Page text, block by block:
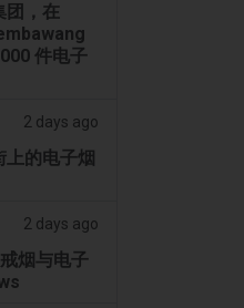
团，在
件电子
2 days ago
上的电子烟
2 days ago
烟与电子